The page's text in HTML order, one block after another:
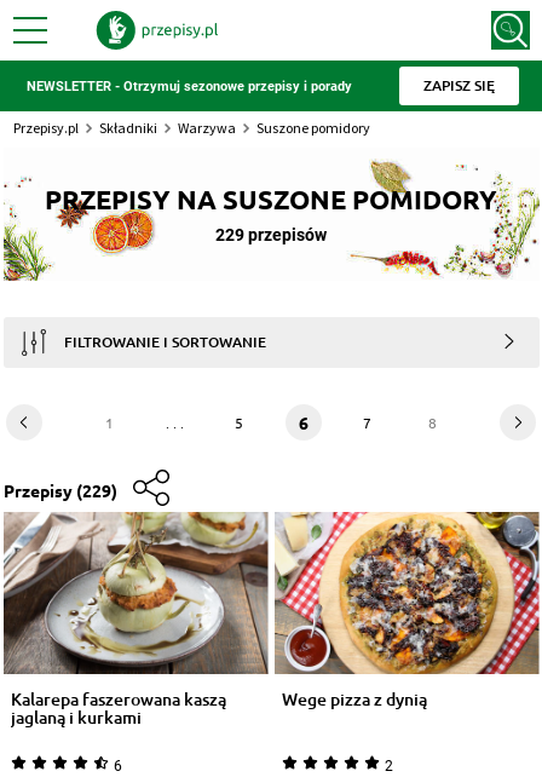
NEWSLETTER - Otrzymuj sezonowe przepisy i porady ZAPISZ SIĘ
Przepisy.pl Składniki Warzywa Suszone pomidory
PRZEPISY NA SUSZONE POMIDORY
229 przepisów
FILTROWANIE I SORTOWANIE
1 5 6 7 8
Przepisy (229)
Kalarepa faszerowana kaszą
jaglaną i kurkami
6
Wege pizza z dynią
2